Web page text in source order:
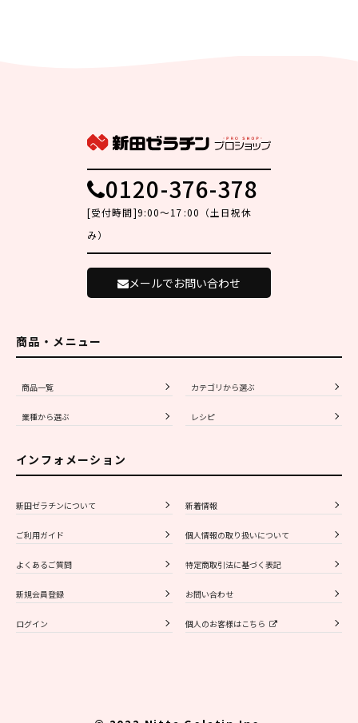
0120-376-378
[受付時間]9:00～17:00（土日祝休
み）
メールでお問い合わせ
商品・メニュー
商品一覧 カテゴリから選ぶ
業種から選ぶ レシピ
インフォメーション
新田ゼラチンについて 新着情報
ご利用ガイド 個人情報の取り扱いについて
よくあるご質問 特定商取引法に基づく表記
新規会員登録 お問い合わせ
ログイン 個人のお客様はこちら